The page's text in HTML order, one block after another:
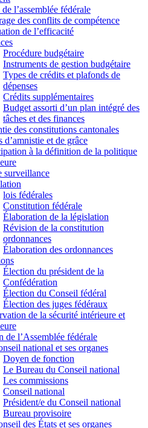
l’assemblée fédérale
des conflits de compétence
de l’efficacité
Procédure budgétaire
Instruments de gestion budgétaire
Types de crédits et plafonds de
dépenses
Crédits supplémentaires
Budget assorti d’un plan intégré des
tâches et des finances
des constitutions cantonales
d’amnistie et de grâce
à la définition de la politique
surveillance
lois fédérales
Constitution fédérale
Élaboration de la législation
Révision de la constitution
ordonnances
Élaboration des ordonnances
Élection du président de la
Confédération
Élection du Conseil fédéral
Élection des juges fédéraux
de la sécurité intérieure et
de l’Assemblée fédérale
national et ses organes
Doyen de fonction
Le Bureau du Conseil national
Les commissions
Conseil national
Président/e du Conseil national
Bureau provisoire
des États et ses organes